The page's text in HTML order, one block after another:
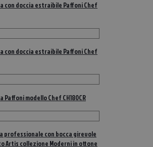
con doccia estraibile Paffoni Chef
con doccia estraibile Paffoni Chef
Paffoni modello Chef CH180CR
professionale con bocca girevole
Artis collezione Moderni in ottone